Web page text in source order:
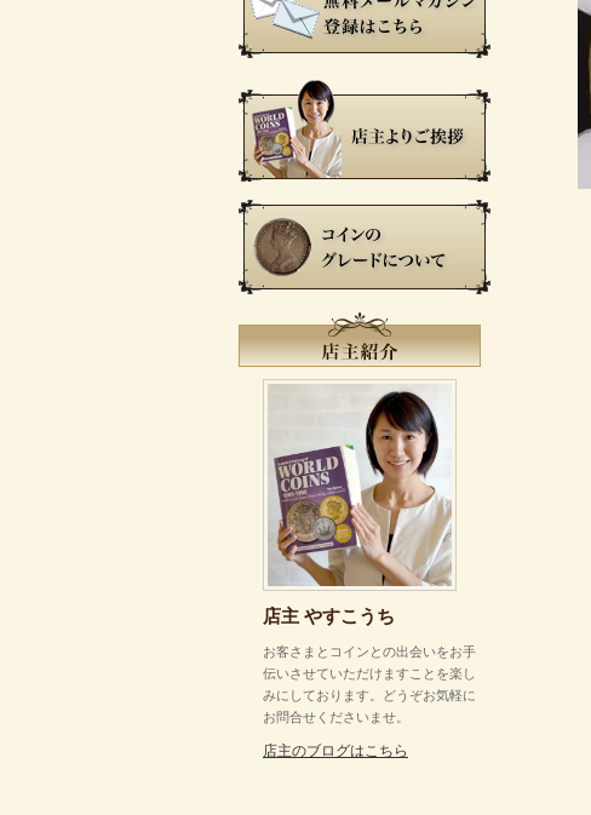
店主 やすこうち
お客さまとコインとの出会いをお手
伝いさせていただけますことを楽し
みにしております。どうぞお気軽に
お問合せくださいませ。
店主のブログはこちら